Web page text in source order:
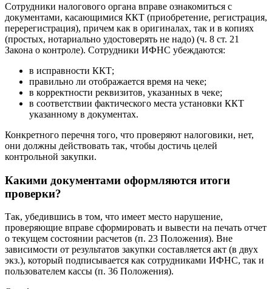
Сотрудники налогового органа вправе ознакомиться с
документами, касающимися ККТ (приобретение, регистрация,
перерегистрация), причем как в оригиналах, так и в копиях
(простых, нотариально удостоверять не надо) (ч. 8 ст. 21
Закона о контроле). Сотрудники ИФНС убеждаются:
в исправности ККТ;
правильно ли отображается время на чеке;
в корректности реквизитов, указанных в чеке;
в соответствии фактического места установки ККТ
указанному в документах.
Конкретного перечня того, что проверяют налоговики, нет,
они должны действовать так, чтобы достичь целей
контрольной закупки.
Какими документами оформляются итоги
проверки?
Так, убедившись в том, что имеет место нарушение,
проверяющие вправе сформировать и вывести на печать отчет
о текущем состоянии расчетов (п. 23 Положения). Вне
зависимости от результатов закупки составляется акт (в двух
экз.), который подписывается как сотрудниками ИФНС, так и
пользователем кассы (п. 36 Положения).